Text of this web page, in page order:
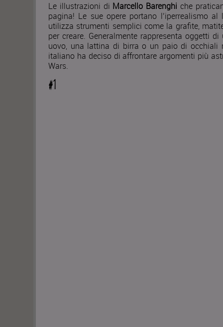
Le illustrazioni di Marcello Barenghi che
pagina! Le sue opere portano l’iperrealismo
utilizza strumenti semplici come la grafite,
per creare. Generalmente rappresenta oggetti
uovo, una lattina di birra o un paio di occhiali
italiano ha deciso di affrontare argomenti più
Wars.
#1